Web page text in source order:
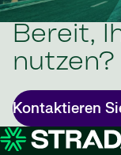
Bereit,
nutzen?
Kontaktieren